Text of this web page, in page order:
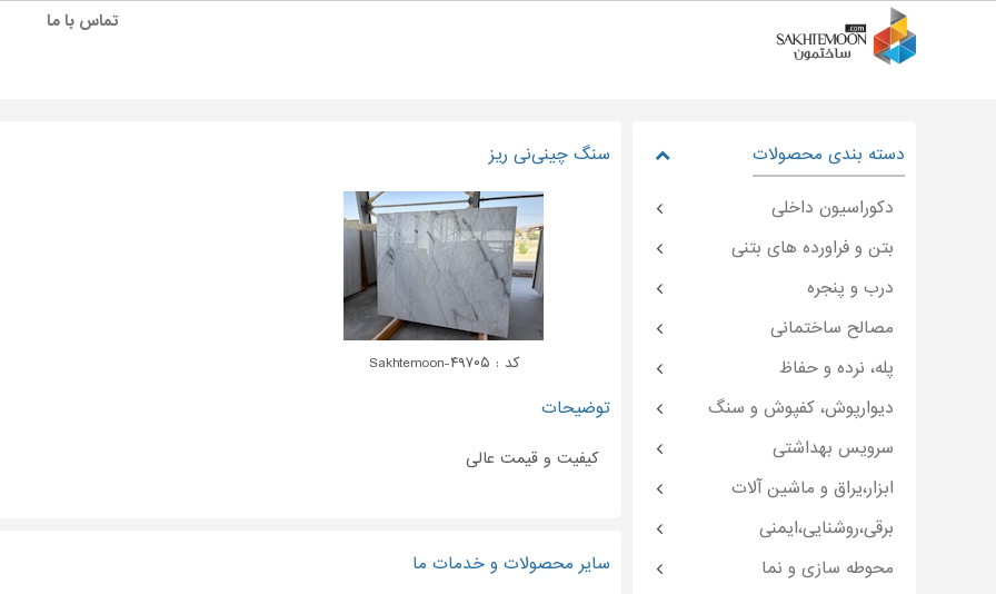
تماس با ما
سنگ چینی‌نی ریز
کد : Sakhtemoon-۴۹۷۰۵
توضیحات
کیفیت و قیمت عالی
سایر محصولات و خدمات ما
دسته بندی محصولات
دکوراسیون داخلی
بتن و فراورده های بتنی
درب و پنجره
مصالح ساختمانی
پله، نرده و حفاظ
دیوارپوش، کفپوش و سنگ
سرویس بهداشتی
ابزار،یراق و ماشین آلات
برقی،روشنایی،ایمنی
محوطه سازی و نما